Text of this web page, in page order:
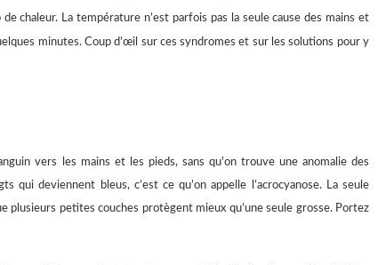
chaleur. La température n’est parfois pas la seule cause des mains et
minutes. Coup d’œil sur ces syndromes et sur les solutions pour y
vers les mains et les pieds, sans qu'on trouve une anomalie des
qui deviennent bleus, c’est ce qu’on appelle l’acrocyanose. La seule
plusieurs petites couches protègent mieux qu’une seule grosse. Portez